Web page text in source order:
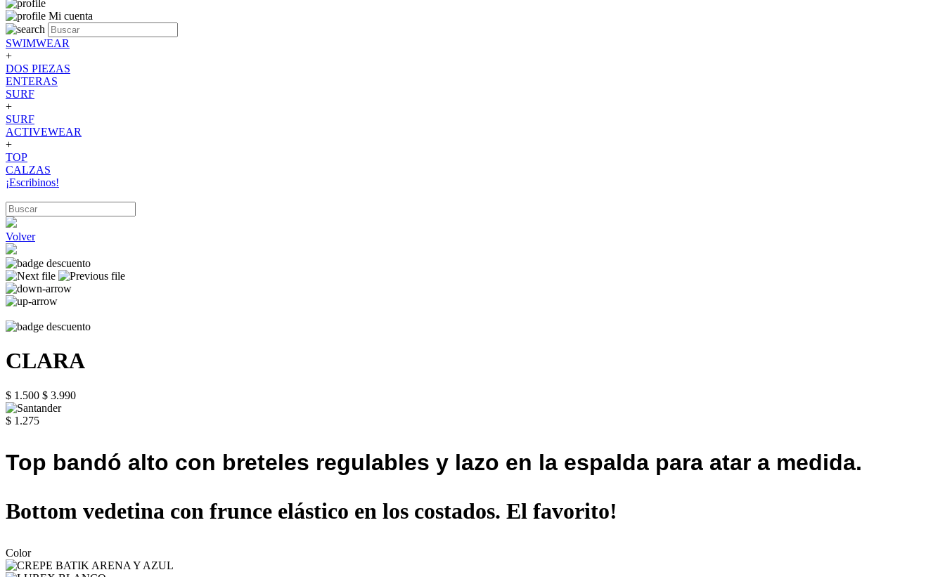
Mi cuenta
SWIMWEAR
+
DOS PIEZAS
ENTERAS
SURF
+
SURF
ACTIVEWEAR
+
TOP
CALZAS
¡Escribinos!
Volver
CLARA
$ 1.500 $ 3.990
$ 1.275
Top bandó alto con breteles regulables y lazo en la espalda para atar a medida.
Bottom vedetina con frunce elástico en los costados. El favorito!
Color